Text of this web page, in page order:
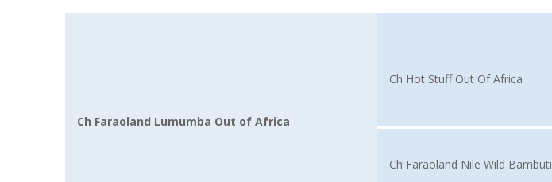
Ch Faraoland Lumumba Out of Africa
Ch Hot Stuff Out Of Africa
Ch Faraoland Nile Wild Bambuti